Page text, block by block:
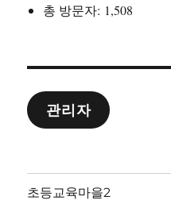
총 방문자: 1,508
관리자
초등교육마을2